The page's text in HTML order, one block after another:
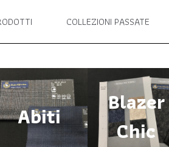
COLLEZIONI PASSATE
Abiti
Blazer
Chic